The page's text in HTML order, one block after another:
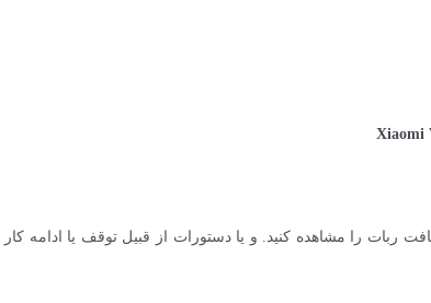
ربات را مشاهده کنید. و یا دستورات از قبیل توقف یا ادامه